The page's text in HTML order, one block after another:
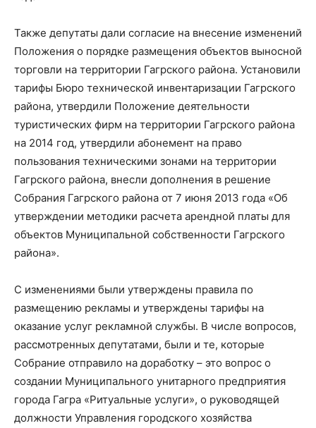
Также депутаты дали согласие на внесение изменений
Положения о порядке размещения объектов выносной
торговли на территории Гагрского района. Установили
тарифы Бюро технической инвентаризации Гагрского
района, утвердили Положение деятельности
туристических фирм на территории Гагрского района
на 2014 год, утвердили абонемент на право
пользования техническими зонами на территории
Гагрского района, внесли дополнения в решение
Собрания Гагрского района от 7 июня 2013 года «Об
утверждении методики расчета арендной платы для
объектов Муниципальной собственности Гагрского
района».
С изменениями были утверждены правила по
размещению рекламы и утверждены тарифы на
оказание услуг рекламной службы. В числе вопросов,
рассмотренных депутатами, были и те, которые
Собрание отправило на доработку – это вопрос о
создании Муниципального унитарного предприятия
города Гагра «Ритуальные услуги», о руководящей
должности Управления городского хозяйства